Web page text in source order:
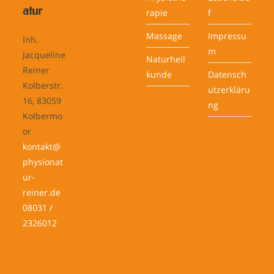
atur
Inh.
Jacqueline
Reiner
Kolberstr.
16, 83059
Kolbermo
or
kontakt@
physionat
ur-
reiner.de
08031 /
2326012
rapie
Massage
Naturheil
kunde
f
Impressu
m
Datensch
utzerkläru
ng